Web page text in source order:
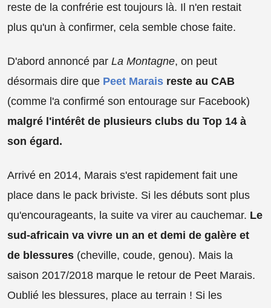
reste de la confrérie est toujours là. Il n'en restait
plus qu'un à confirmer, cela semble chose faite.
D'abord annoncé par La Montagne, on peut
désormais dire que Peet Marais reste au CAB
(comme l'a confirmé son entourage sur Facebook)
malgré l'intérêt de plusieurs clubs du Top 14 à
son égard.
Arrivé en 2014, Marais s'est rapidement fait une
place dans le pack briviste. Si les débuts sont plus
qu'encourageants, la suite va virer au cauchemar. Le
sud-africain va vivre un an et demi de galère et
de blessures (cheville, coude, genou). Mais la
saison 2017/2018 marque le retour de Peet Marais.
Oublié les blessures, place au terrain ! Si les